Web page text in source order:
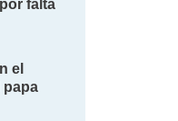
falta
el
papa